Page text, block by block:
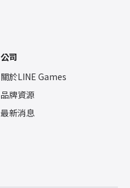
公司
關於LINE Games
品牌資源
最新消息